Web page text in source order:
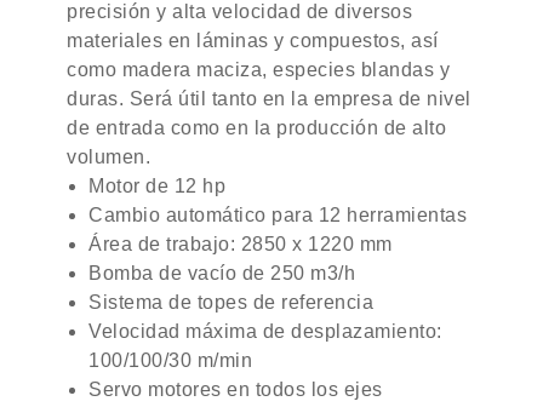
precisión y alta velocidad de diversos
materiales en láminas y compuestos, así
como madera maciza, especies blandas y
duras. Será útil tanto en la empresa de nivel
de entrada como en la producción de alto
volumen.
Motor de 12 hp
Cambio automático para 12 herramientas
Área de trabajo: 2850 x 1220 mm
Bomba de vacío de 250 m3/h
Sistema de topes de referencia
Velocidad máxima de desplazamiento:
100/100/30 m/min
Servo motores en todos los ejes